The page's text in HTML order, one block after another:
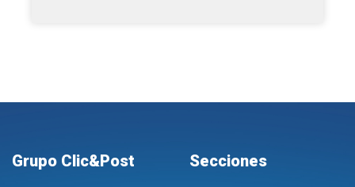
Grupo Clic&Post Secciones